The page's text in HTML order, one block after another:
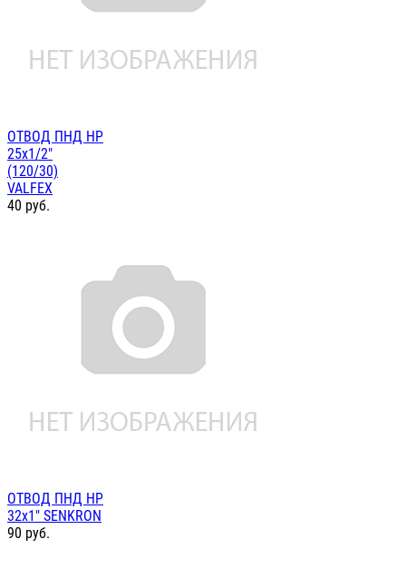
ОТВОД ПНД НР
25х1/2"
(120/30)
VALFEX
40 руб.
ОТВОД ПНД НР
32х1" SENKRON
90 руб.